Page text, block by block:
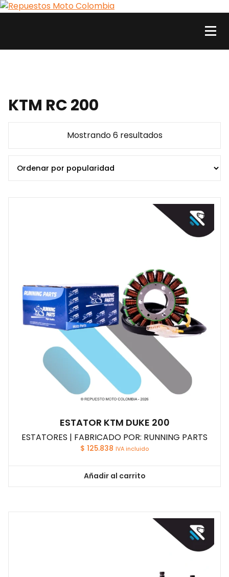
Skip
Repuestos Moto Colombia
KTM RC 200
Mostrando 6 resultadosSorted
ESTATOR KTM DUKE 200
ESTATORES | FABRICADO POR: RUNNING PARTS
$ 125.838 IVA incluido
Añadir al carrito